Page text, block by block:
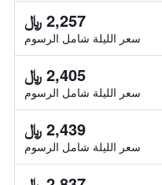
2,257 ﷼
سعر الليلة شامل الرسوم
2,405 ﷼
سعر الليلة شامل الرسوم
2,439 ﷼
سعر الليلة شامل الرسوم